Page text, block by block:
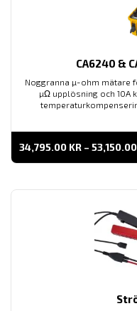
CA6240 &
Noggranna µ-ohm mätare
µΩ upplösning och 10A
34,795.00 KR – 53,150.00